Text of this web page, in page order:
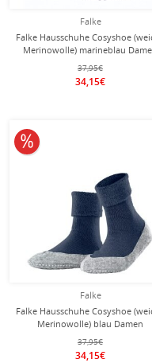
Falke
Falke Hausschuhe Cosyshoe
Merinowolle) marineblau
37,95€
34,15€
Falke
Falke Hausschuhe Cosyshoe
Merinowolle) blau Damen
37,95€
34,15€
10% reduziert